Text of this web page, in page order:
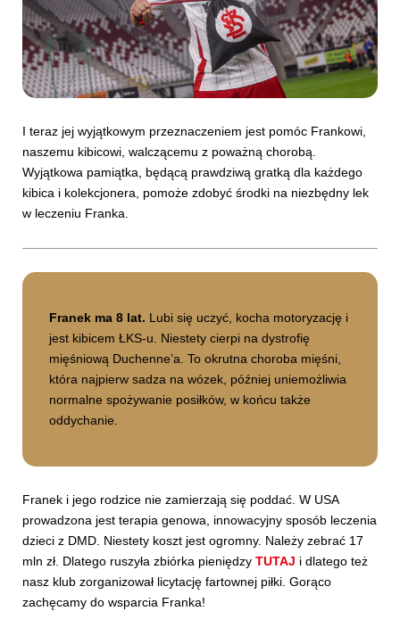
I teraz jej wyjątkowym przeznaczeniem jest pomóc Frankowi,
naszemu kibicowi, walczącemu z poważną chorobą.
Wyjątkowa pamiątka, będącą prawdziwą gratką dla każdego
kibica i kolekcjonera, pomoże zdobyć środki na niezbędny lek
w leczeniu Franka.
Franek ma 8 lat. Lubi się uczyć, kocha motoryzację i
jest kibicem ŁKS-u. Niestety cierpi na dystrofię
mięśniową Duchenne’a. To okrutna choroba mięśni,
która najpierw sadza na wózek, później uniemożliwia
normalne spożywanie posiłków, w końcu także
oddychanie.
Franek i jego rodzice nie zamierzają się poddać. W USA
prowadzona jest terapia genowa, innowacyjny sposób leczenia
dzieci z DMD. Niestety koszt jest ogromny. Należy zebrać 17
mln zł. Dlatego ruszyła zbiórka pieniędzy TUTAJ i dlatego też
nasz klub zorganizował licytację fartownej piłki. Gorąco
zachęcamy do wsparcia Franka!